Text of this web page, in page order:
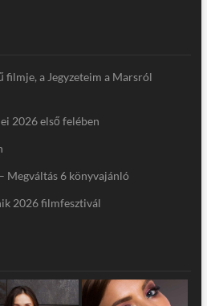
a Jegyzeteim a Marsról
2026 első felében
Megváltás 6 könyvajánló
2026 filmfesztivál